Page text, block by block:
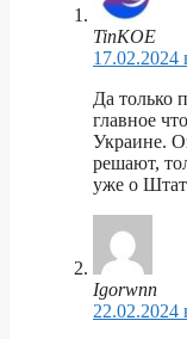
TinKOE
17.02.2024
Да только
главное
Украине.
решают,
уже о
Igorwnn
22.02.2024